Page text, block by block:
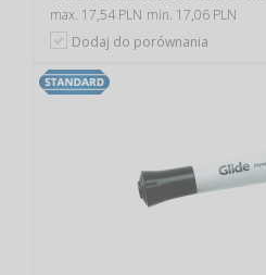
max. 17,54 PLN min. 17,06 PLN
Dodaj do porównania